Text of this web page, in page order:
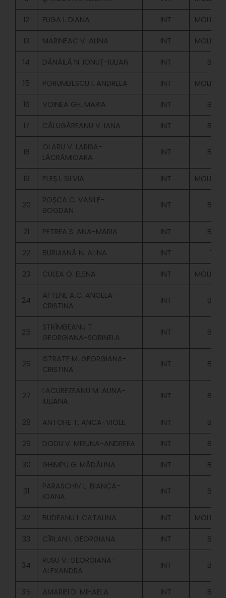
12 FUGA I. DIANA INT
13 MARINEAC V. ALINA INT
14 DĂNĂILĂ N. IONUȚ-IULIAN INT
15 PORUMBESCU I. ANDREEA INT
16 VOINEA GH. MARIA INT
17 CĂLUGĂREANU V. IANA INT
18
OLARU V. LARISA-
LĂCRĂMIOARA
INT
19 PLEȘ I. SILVIA INT
20
ROȘCA C. VASILE-
BOGDAN
INT
21 PETREA S. ANA-MARIA INT
22 BURUIANĂ N. ALINA INT
23 CULEA O. ELENA INT
24
AFTENE A.C. ANGELA-
CRISTINA
INT
25
STRÎMBEANU T.
GEORGIANA-SORINELA
INT
26
ISTRATE M. GEORGIANA-
CRISTINA
INT
27
LACUREZEANU M. ALINA-
IULIANA
INT
28 ANTOHE T. ANCA-VIOLE INT
29 DODU V. MIRUNA-ANDREEA INT
30 GHIMPU G. MĂDĂLINA INT
31
PARASCHIV L. BIANCA-
IOANA
INT
32 BUDEANU I. CATALINA INT
33 CÎRLAN I. GEORGIANA INT
34
RUSU V. GEORGIANA-
ALEXANDRA
INT
35 AMARIEI D. MIHAELA INT